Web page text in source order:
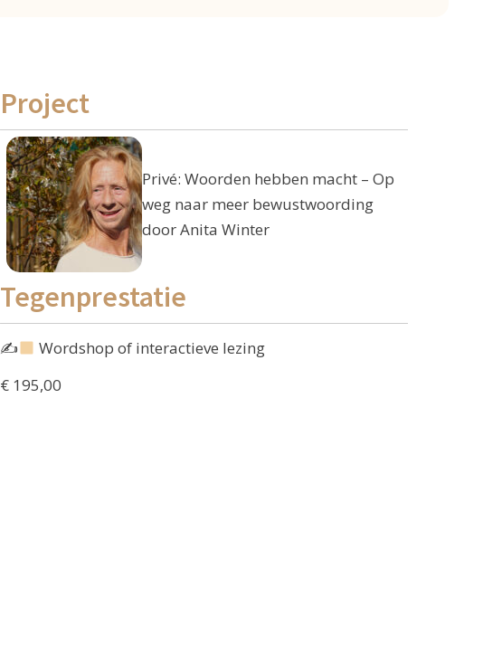
Project
Privé: Woorden hebben macht – Op
weg naar meer bewustwoording
door Anita Winter
Tegenprestatie
✍
Wordshop of interactieve lezing
€ 195,00